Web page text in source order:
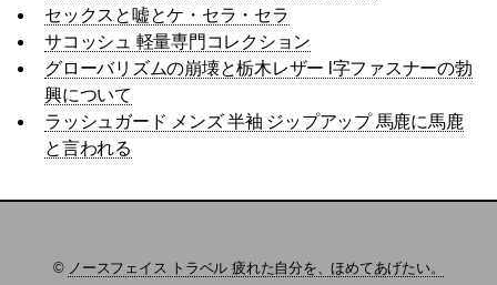
セックスと嘘とケ・セラ・セラ
サコッシュ 軽量専門コレクション
グローバリズムの崩壊と栃木レザー l字ファスナーの勃
興について
ラッシュガード メンズ 半袖 ジップアップ 馬鹿に馬鹿
と言われる
© ノースフェイス トラベル 疲れた自分を、ほめてあげたい。